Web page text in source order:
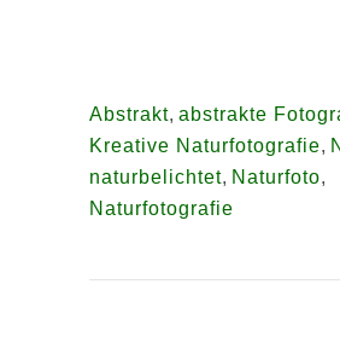
Abstrakt, abstrakte
Kreative Naturfotografie,
naturbelichtet, Naturfoto,
Naturfotografie